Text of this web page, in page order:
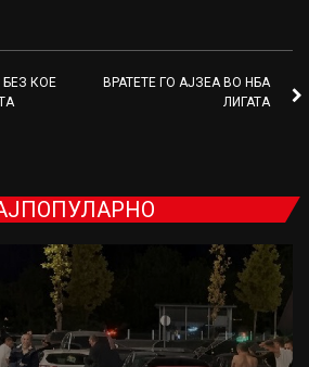
КОЕ
ВРАТЕТЕ ГО АЈЗЕА ВО НБА
ЛИГАТА